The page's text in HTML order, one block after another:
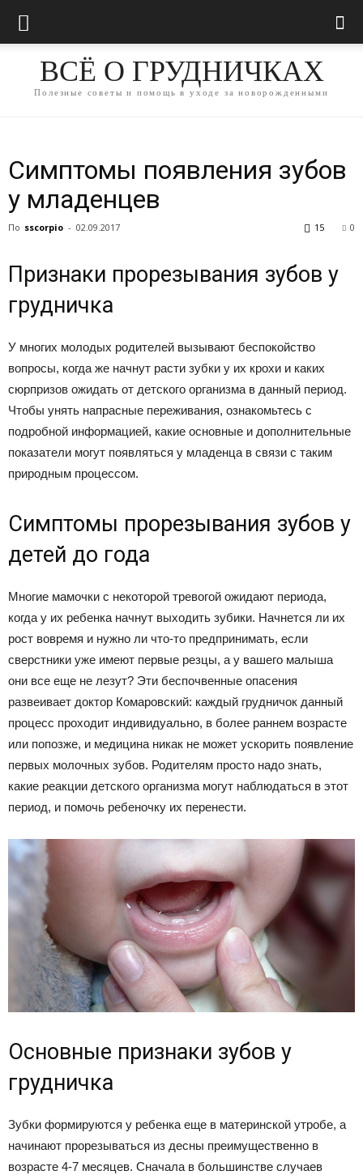
ВСЁ О ГРУДНИЧКАХ
Полезные советы и помощь в уходе за новорожденными
Симптомы появления зубов
у младенцев
По sscorpio - 02.09.2017 0
15
Признаки прорезывания зубов у
грудничка
У многих молодых родителей вызывают беспокойство
вопросы, когда же начнут расти зубки у их крохи и каких
сюрпризов ожидать от детского организма в данный период.
Чтобы унять напрасные переживания, ознакомьтесь с
подробной информацией, какие основные и дополнительные
показатели могут появляться у младенца в связи с таким
природным процессом.
Симптомы прорезывания зубов у
детей до года
Многие мамочки с некоторой тревогой ожидают периода,
когда у их ребенка начнут выходить зубики. Начнется ли их
рост вовремя и нужно ли что-то предпринимать, если
сверстники уже имеют первые резцы, а у вашего малыша
они все еще не лезут? Эти беспочвенные опасения
развеивает доктор Комаровский: каждый грудничок данный
процесс проходит индивидуально, в более раннем возрасте
или попозже, и медицина никак не может ускорить появление
первых молочных зубов. Родителям просто надо знать,
какие реакции детского организма могут наблюдаться в этот
период, и помочь ребеночку их перенести.
Основные признаки зубов у
грудничка
Зубки формируются у ребенка еще в материнской утробе, а
начинают прорезываться из десны преимущественно в
возрасте 4-7 месяцев. Сначала в большинстве случаев